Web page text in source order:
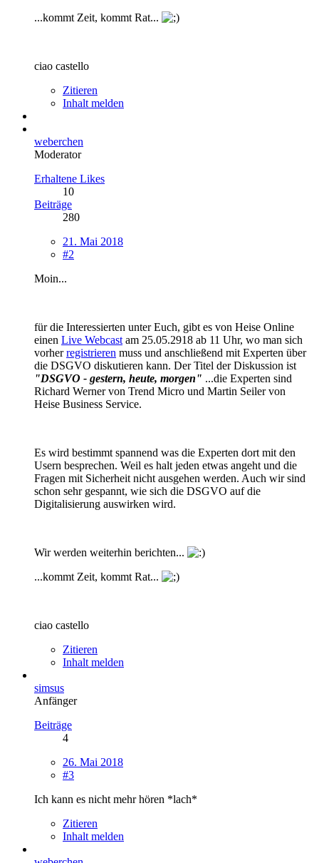
...kommt Zeit, kommt Rat...
ciao castello
Zitieren
Inhalt melden
weberchen
Moderator
Erhaltene Likes
10
Beiträge
280
21. Mai 2018
#2
Moin...
für die Interessierten unter Euch, gibt es von Heise Online
einen Live Webcast am 25.05.2918 ab 11 Uhr, wo man sich
vorherregistrieren muss und anschließend mit Experten über
die DSGVO diskutieren kann. Der Titel der Diskussion ist
"DSGVO - gestern, heute, morgen" ...die Experten sind
Richard Werner von Trend Micro und Martin Seiler von
Heise Business Service.
Es wird bestimmt spannend was die Experten dort mit den
Usern besprechen. Weil es halt jeden etwas angeht und die
Fragen mit Sicherheit nicht ausgehen werden. Auch wir sind
schon sehr gespannt, wie sich die DSGVO auf die
Digitalisierung auswirken wird.
Wir werden weiterhin berichten...
...kommt Zeit, kommt Rat...
ciao castello
Zitieren
Inhalt melden
simsus
Anfänger
Beiträge
4
26. Mai 2018
#3
Ich kann es nicht mehr hören *lach*
Zitieren
Inhalt melden